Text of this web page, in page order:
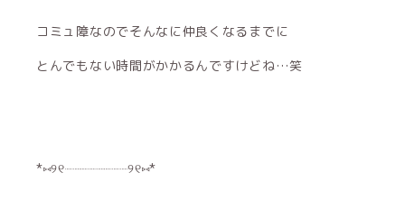
コミュ障なのでそんなに仲良くなるまでに
とんでもない時間がかかるんですけどね…笑
*⑅︎୨୧┈︎┈︎┈︎┈︎┈︎┈︎┈︎┈︎୨୧⑅︎*